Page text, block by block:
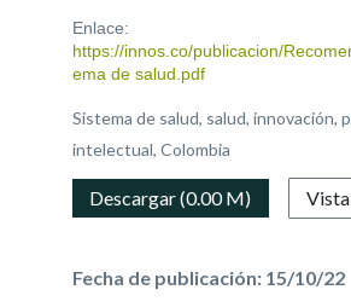
Enlace:
https://innos.co/publicacion/
ema de salud.pdf
Sistema de salud, salud, innovación,
intelectual, Colombia
Descargar (0.00 M)
Fecha de publicación: 15/10/22